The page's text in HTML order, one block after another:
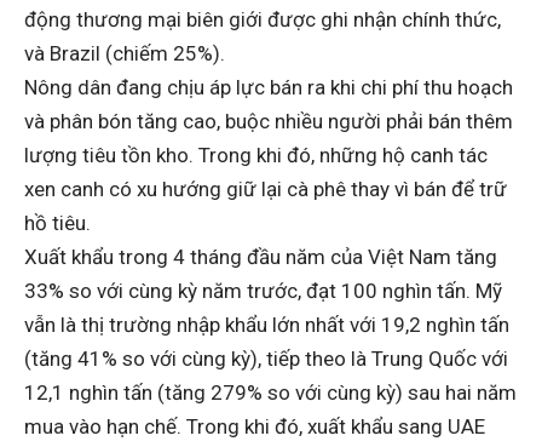
động thương mại biên giới được ghi nhận chính thức,
và Brazil (chiếm 25%).
Nông dân đang chịu áp lực bán ra khi chi phí thu hoạch
và phân bón tăng cao, buộc nhiều người phải bán thêm
lượng tiêu tồn kho. Trong khi đó, những hộ canh tác
xen canh có xu hướng giữ lại cà phê thay vì bán để trữ
hồ tiêu.
Xuất khẩu trong 4 tháng đầu năm của Việt Nam tăng
33% so với cùng kỳ năm trước, đạt 100 nghìn tấn. Mỹ
vẫn là thị trường nhập khẩu lớn nhất với 19,2 nghìn tấn
(tăng 41% so với cùng kỳ), tiếp theo là Trung Quốc với
12,1 nghìn tấn (tăng 279% so với cùng kỳ) sau hai năm
mua vào hạn chế. Trong khi đó, xuất khẩu sang UAE